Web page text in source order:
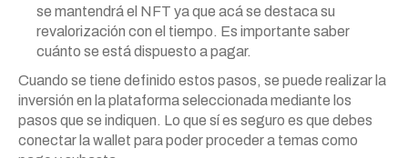
se mantendrá el NFT ya que acá se destaca su
revalorización con el tiempo. Es importante saber
cuánto se está dispuesto a pagar.
Cuando se tiene definido estos pasos, se puede realizar la
inversión en la plataforma seleccionada mediante los
pasos que se indiquen. Lo que sí es seguro es que debes
conectar la wallet para poder proceder a temas como